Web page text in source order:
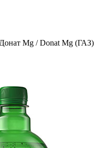
Mg / Donat Mg (ГАЗ)